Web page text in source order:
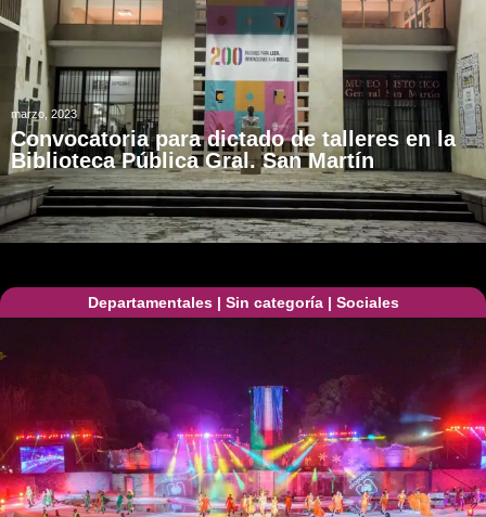
marzo, 2023
Convocatoria para dictado de talleres en la
Biblioteca Pública Gral. San Martín
Departamentales| Sin categoría| Sociales